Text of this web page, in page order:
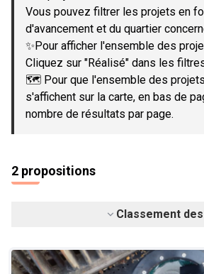
Vous pouvez filtrer les projets en
d'avancement et du quartier
✨Pour afficher l'ensemble des
Cliquez sur "Réalisé" dans les
🗺️ Pour que l'ensemble des
s'affichent sur la carte, en bas de
nombre de résultats par page.
2 propositions
Classement